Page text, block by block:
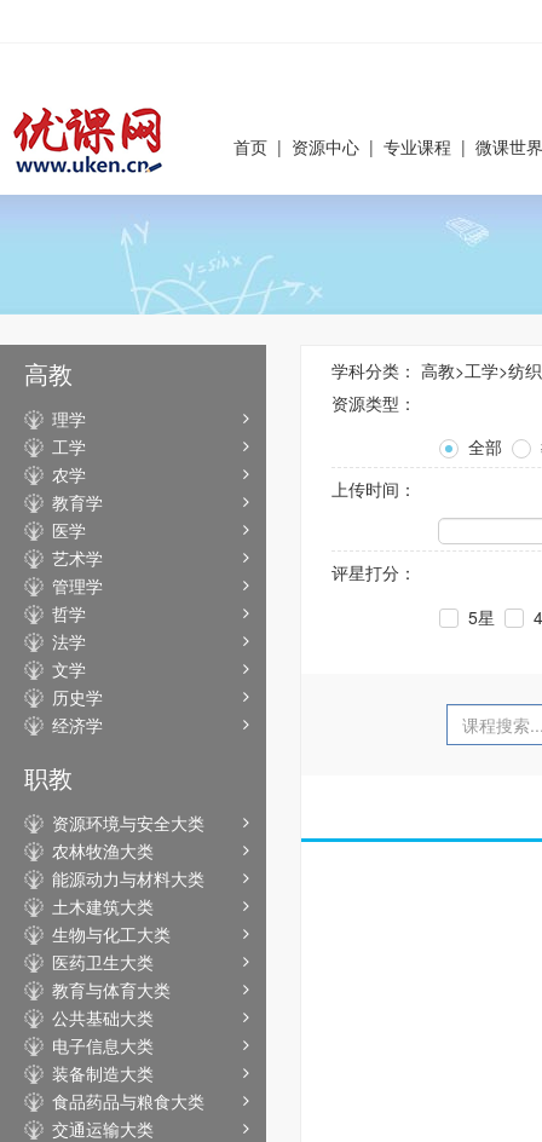
首页 | 资源中心 | 专业课程 | 微课世界
高教
理学
工学
农学
教育学
医学
艺术学
管理学
哲学
法学
文学
历史学
经济学
职教
资源环境与安全大类
农林牧渔大类
能源动力与材料大类
土木建筑大类
生物与化工大类
医药卫生大类
教育与体育大类
公共基础大类
电子信息大类
装备制造大类
食品药品与粮食大类
交通运输大类
学科分类： 高教>工学>纺
资源类型：
全部
上传时间：
评星打分：
5星